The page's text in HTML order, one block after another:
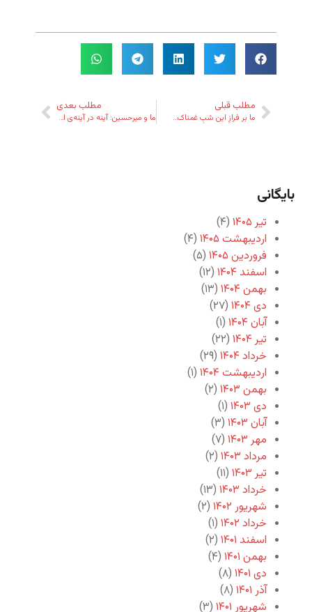
مطلب قبلی
ما بر فرازِ این شبِ غمناک…
مطلب بعدی
ما و میرحسین: آینه در آینه‌ی امید
بایگانی
تیر ۱۴۰۵
(۴)
اردیبهشت ۱۴۰۵
(۴)
فروردین ۱۴۰۵
(۵)
اسفند ۱۴۰۴
(۱۲)
بهمن ۱۴۰۴
(۱۳)
دی ۱۴۰۴
(۲۷)
آبان ۱۴۰۴
(۱)
تیر ۱۴۰۴
(۲۲)
خرداد ۱۴۰۴
(۲۹)
اردیبهشت ۱۴۰۴
(۱)
بهمن ۱۴۰۳
(۲)
دی ۱۴۰۳
(۱)
آبان ۱۴۰۳
(۳)
مهر ۱۴۰۳
(۷)
مرداد ۱۴۰۳
(۲)
تیر ۱۴۰۳
(۱۱)
خرداد ۱۴۰۳
(۱۳)
شهریور ۱۴۰۲
(۲)
خرداد ۱۴۰۲
(۱)
اسفند ۱۴۰۱
(۲)
بهمن ۱۴۰۱
(۴)
دی ۱۴۰۱
(۸)
آذر ۱۴۰۱
(۸)
شهریور ۱۴۰۱
(۳)